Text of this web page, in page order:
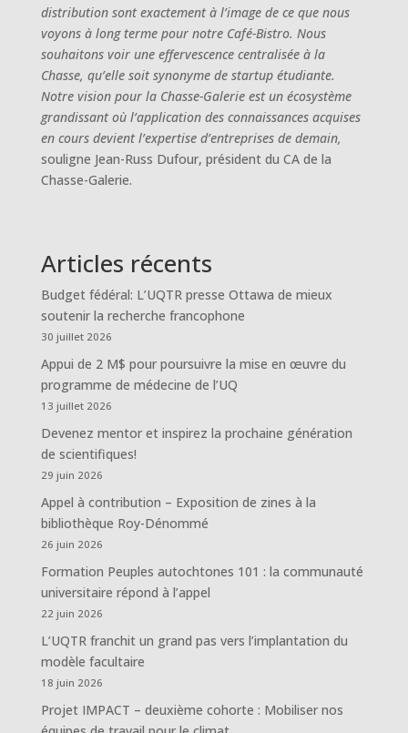
distribution sont exactement à l’image de ce que nous
voyons à long terme pour notre Café-Bistro. Nous
souhaitons voir une effervescence centralisée à la
Chasse, qu’elle soit synonyme de startup étudiante.
Notre vision pour la Chasse-Galerie est un écosystème
grandissant où l’application des connaissances acquises
en cours devient l’expertise d’entreprises de demain,
souligne Jean-Russ Dufour, président du CA de la
Chasse-Galerie.
Articles récents
Budget fédéral: L’UQTR presse Ottawa de mieux
soutenir la recherche francophone
30 juillet 2026
Appui de 2 M$ pour poursuivre la mise en œuvre du
programme de médecine de l’UQ
13 juillet 2026
Devenez mentor et inspirez la prochaine génération
de scientifiques!
29 juin 2026
Appel à contribution – Exposition de zines à la
bibliothèque Roy-Dénommé
26 juin 2026
Formation Peuples autochtones 101 : la communauté
universitaire répond à l’appel
22 juin 2026
L’UQTR franchit un grand pas vers l’implantation du
modèle facultaire
18 juin 2026
Projet IMPACT – deuxième cohorte : Mobiliser nos